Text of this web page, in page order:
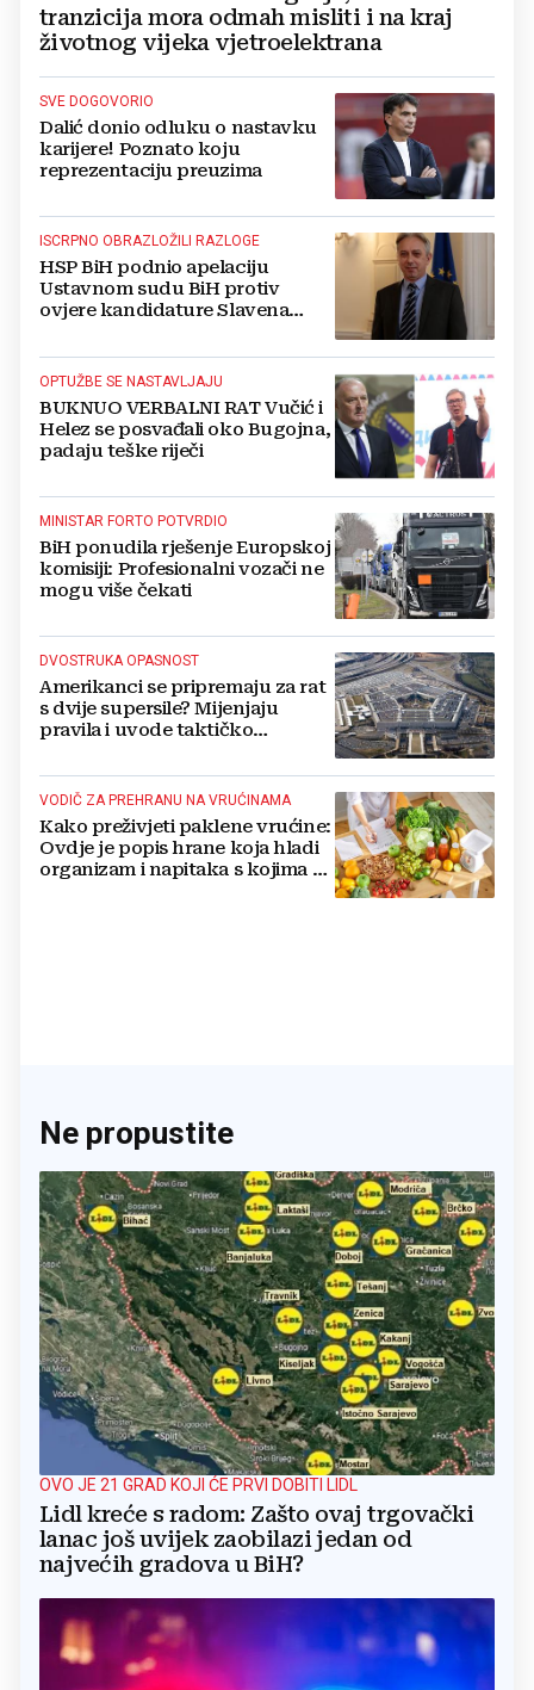
tranzicija mora odmah misliti i na kraj
životnog vijeka vjetroelektrana
SVE DOGOVORIO
Dalić donio odluku o nastavku
karijere! Poznato koju
reprezentaciju preuzima
ISCRPNO OBRAZLOŽILI RAZLOGE
HSP BiH podnio apelaciju
Ustavnom sudu BiH protiv
ovjere kandidature Slavena
OPTUŽBE SE NASTAVLJAJU
BUKNUO VERBALNI RAT Vučić i
Helez se posvađali oko Bugojna,
padaju teške riječi
MINISTAR FORTO POTVRDIO
BiH ponudila rješenje Europskoj
komisiji: Profesionalni vozači ne
mogu više čekati
DVOSTRUKA OPASNOST
Amerikanci se pripremaju za rat
s dvije supersile? Mijenjaju
pravila i uvode taktičko
VODIČ ZA PREHRANU NA VRUĆINAMA
Kako preživjeti paklene vrućine:
Ovdje je popis hrane koja hladi
organizam i napitaka s kojima si
Ne propustite
OVO JE 21 GRAD KOJI ĆE PRVI DOBITI LIDL
Lidl kreće s radom: Zašto ovaj trgovački
lanac još uvijek zaobilazi jedan od
najvećih gradova u BiH?